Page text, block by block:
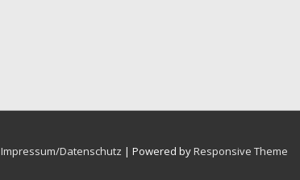
Impressum/Datenschutz | Powered byResponsive Theme